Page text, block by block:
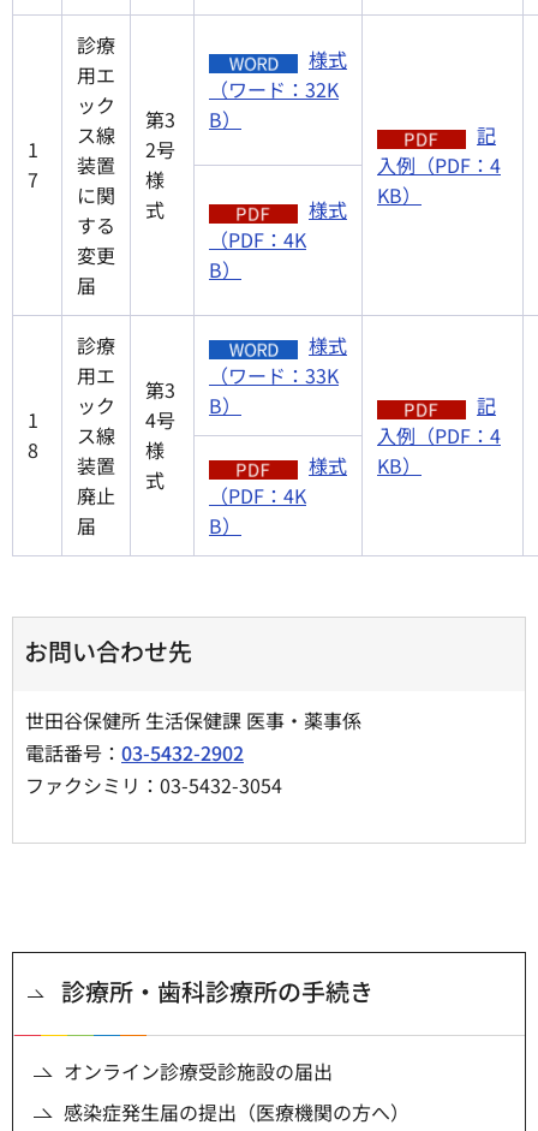
1
7
診療
用エ
ック
ス線
装置
に関
する
変更
届
第3
2号
様
式
様式
（ワード：32K
B）
記
入例（PDF：4
KB）
様式
（PDF：4K
B）
1
8
診療
用エ
ック
ス線
装置
廃止
届
第3
4号
様
式
様式
（ワード：33K
B）
記
入例（PDF：4
KB）
様式
（PDF：4K
B）
お問い合わせ先
世田谷保健所 生活保健課 医事・薬事係
電話番号： 03-5432-2902
ファクシミリ：03-5432-3054
診療所・歯科診療所の手続き
オンライン診療受診施設の届出
感染症発生届の提出（医療機関の方へ）